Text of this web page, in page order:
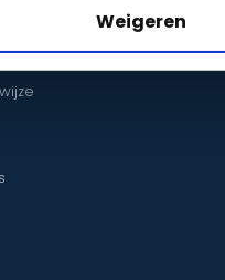
Weigeren